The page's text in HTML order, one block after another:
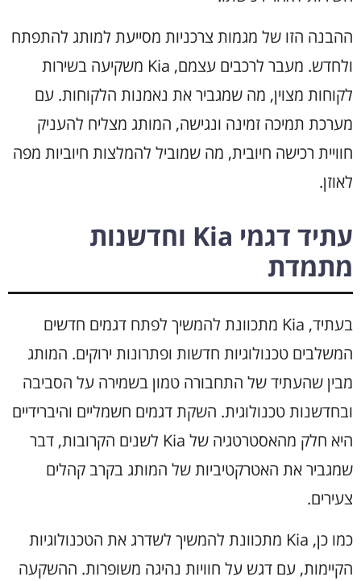
ההבנה הזו של מגמות צרכניות מסייעת למותג להתפתח
ולחדש. מעבר לרכבים עצמם, Kia משקיעה בשירות
לקוחות מצוין, מה שמגביר את נאמנות הלקוחות. עם
מערכת תמיכה זמינה ונגישה, המותג מצליח להעניק
חוויית רכישה חיובית, מה שמוביל להמלצות חיוביות מפה
לאוזן.
עתיד דגמי Kia וחדשנות
מתמדת
בעתיד, Kia מתכוונת להמשיך לפתח דגמים חדשים
המשלבים טכנולוגיות חדשות ופתרונות ירוקים. המותג
מבין שהעתיד של התחבורה טמון בשמירה על הסביבה
ובחדשנות טכנולוגית. השקת דגמים חשמליים והיברידיים
היא חלק מהאסטרטגיה של Kia לשנים הקרובות, דבר
שמגביר את האטרקטיביות של המותג בקרב קהלים
צעירים.
כמו כן, Kia מתכוונת להמשיך לשדרג את הטכנולוגיות
הקיימות, עם דגש על חוויות נהיגה משופרות. ההשקעה